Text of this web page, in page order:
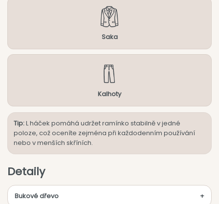
Saka
Kalhoty
Tip:L háček pomáhá udržet ramínko stabilně v jedné
poloze, což oceníte zejména při každodenním používání
nebo v menších skříních.
Detaily
Bukové dřevo